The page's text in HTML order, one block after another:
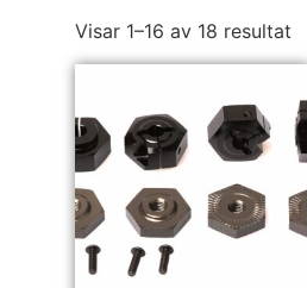
Visar 1–16 av 18 resultat